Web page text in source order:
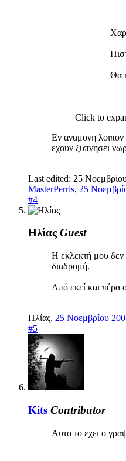
Θα
Click to
Εν αναμονη λοιπον
εχουν ξυπνησει
Last edited: 25
MasterPerris, 25
#4
Ηλίας Guest
Η εκλεκτή μου δεν
διαδρομή.
Από εκεί και πέρα
Ηλίας, 25 Νοεμβρίου
#5
Kits Contributor
Αυτο το εχει ο